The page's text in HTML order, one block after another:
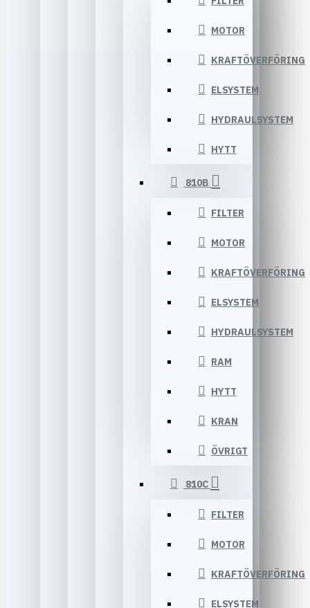
MOTOR
KRAFTÖVERFÖRING
ELSYSTEM
HYDRAULSYSTEM
HYTT
810B
FILTER
MOTOR
KRAFTÖVERFÖRING
ELSYSTEM
HYDRAULSYSTEM
RAM
HYTT
KRAN
ÖVRIGT
810C
FILTER
MOTOR
KRAFTÖVERFÖRING
ELSYSTEM